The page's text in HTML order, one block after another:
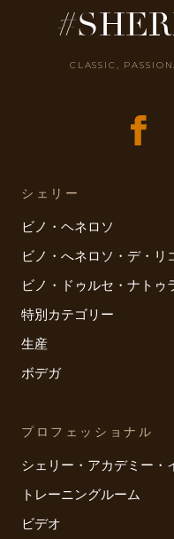
CLASSIC,
シェリー
ビノ・ヘネロソ
ビノ・へネロソ・デ・リ
ビノ・ドゥルセ・ナトゥ
特別カテゴリー
生産
ボデガ
プロフェッショナル
シェリー・アカデミー・
トレーニングルーム
ビデオ